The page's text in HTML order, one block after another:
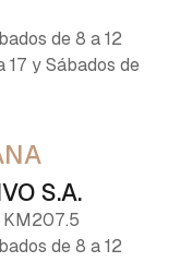
de 8 a 12
17 y Sábados de
S.A.
KM207.5
de 8 a 12